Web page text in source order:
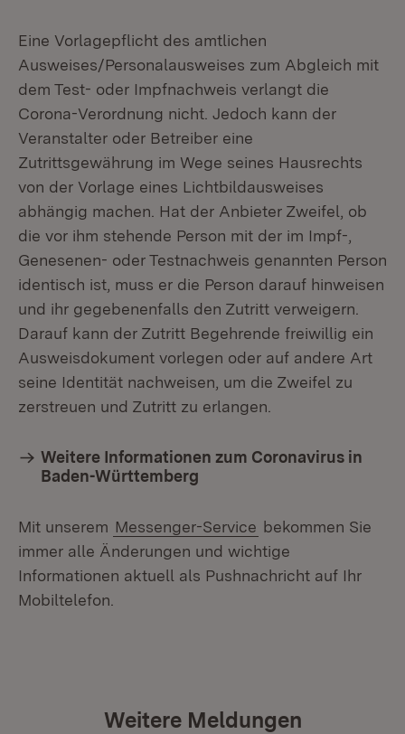
Eine Vorlagepflicht des amtlichen
Ausweises/Personalausweises zum Abgleich mit
dem Test- oder Impfnachweis verlangt die
Corona-Verordnung nicht. Jedoch kann der
Veranstalter oder Betreiber eine
Zutrittsgewährung im Wege seines Hausrechts
von der Vorlage eines Lichtbildausweises
abhängig machen. Hat der Anbieter Zweifel, ob
die vor ihm stehende Person mit der im Impf-,
Genesenen- oder Testnachweis genannten Person
identisch ist, muss er die Person darauf hinweisen
und ihr gegebenenfalls den Zutritt verweigern.
Darauf kann der Zutritt Begehrende freiwillig ein
Ausweisdokument vorlegen oder auf andere Art
seine Identität nachweisen, um die Zweifel zu
zerstreuen und Zutritt zu erlangen.
Weitere Informationen zum Coronavirus in
Baden-Württemberg
Mit unserem Messenger-Service bekommen Sie
immer alle Änderungen und wichtige
Informationen aktuell als Pushnachricht auf Ihr
Mobiltelefon.
Weitere Meldungen